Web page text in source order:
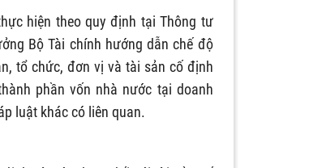
hiện theo quy định tại Thông tư
Bộ Tài chính hướng dẫn chế độ
tổ chức, đơn vị và tài sản cố định
phần vốn nhà nước tại doanh
luật khác có liên quan.